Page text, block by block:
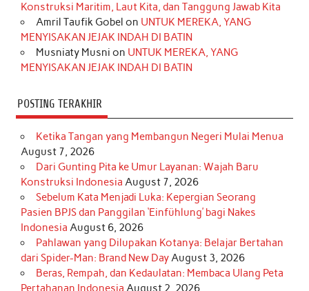
k
a
m
s
t
n
Konstruksi Maritim, Laut Kita, dan Tanggung Jawab Kita
Amril Taufik Gobel on UNTUK MEREKA, YANG
MENYISAKAN JEJAK INDAH DI BATIN
Musniaty Musni on UNTUK MEREKA, YANG
MENYISAKAN JEJAK INDAH DI BATIN
POSTING TERAKHIR
Ketika Tangan yang Membangun Negeri Mulai Menua
August 7, 2026
Dari Gunting Pita ke Umur Layanan: Wajah Baru
Konstruksi Indonesia August 7, 2026
Sebelum Kata Menjadi Luka: Kepergian Seorang
Pasien BPJS dan Panggilan ‘Einfühlung’ bagi Nakes
Indonesia August 6, 2026
Pahlawan yang Dilupakan Kotanya: Belajar Bertahan
dari Spider-Man: Brand New DayAugust 3, 2026
Beras, Rempah, dan Kedaulatan: Membaca Ulang Peta
Pertahanan Indonesia August 2, 2026